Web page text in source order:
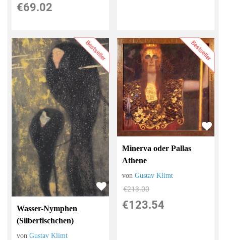
€69.02
Bestseller
Wasser-Nymphen
(Silberfischchen)
vonGustav Klimt
Bestseller
Minerva oder Pallas
Athene
vonGustav Klimt
€213.00
€123.54